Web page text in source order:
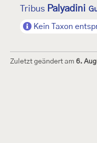
Tribus Palyadini
Kein Taxon
Zuletzt geändert am 6.